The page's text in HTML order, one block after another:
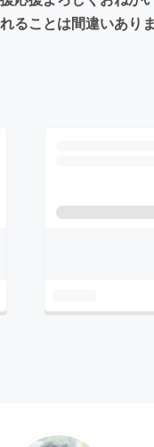
ことは間違いありま